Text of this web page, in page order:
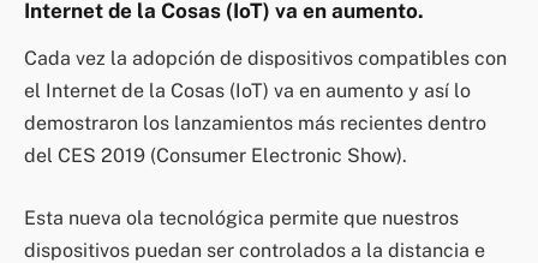
Internet de la Cosas (IoT) va en aumento.
Cada vez la adopción de dispositivos compatibles con
el Internet de la Cosas (IoT) va en aumento y así lo
demostraron los lanzamientos más recientes dentro
del CES 2019 (Consumer Electronic Show).
Esta nueva ola tecnológica permite que nuestros
dispositivos puedan ser controlados a la distancia e